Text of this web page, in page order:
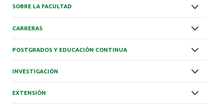
SOBRE LA FACULTAD
CARRERAS
POSTGRADOS Y EDUCACIÓN CONTINUA
INVESTIGACIÓN
EXTENSIÓN